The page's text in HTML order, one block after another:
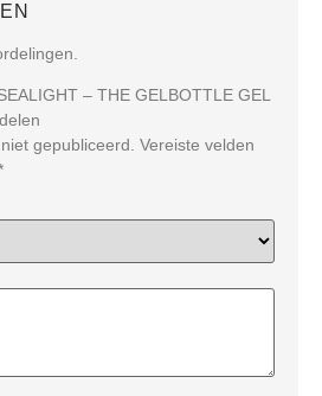
– THE GELBOTTLE GEL
gepubliceerd. Vereiste velden